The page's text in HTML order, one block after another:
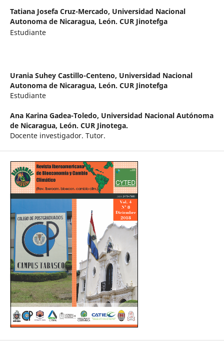
Tatiana Josefa Cruz-Mercado, Universidad Nacional
Autonoma de Nicaragua, León. CUR Jinotefga
Estudiante
Urania Suhey Castillo-Centeno, Universidad Nacional
Autonoma de Nicaragua, León. CUR Jinotefga
Estudiante
Ana Karina Gadea-Toledo, Universidad Nacional Autónoma
de Nicaragua, León. CUR Jinotega.
Docente investigador. Tutor.